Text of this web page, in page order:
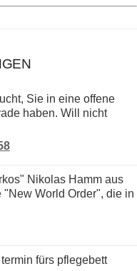
haben. Will nicht
World Order", die in
termin fürs pflegebett